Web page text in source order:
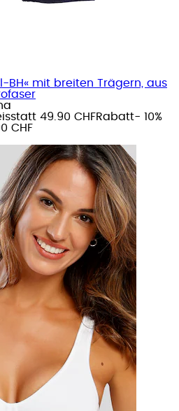
BH« mit breiten Trägern, aus
statt 49.90 CHFRabatt- 10%
CHF